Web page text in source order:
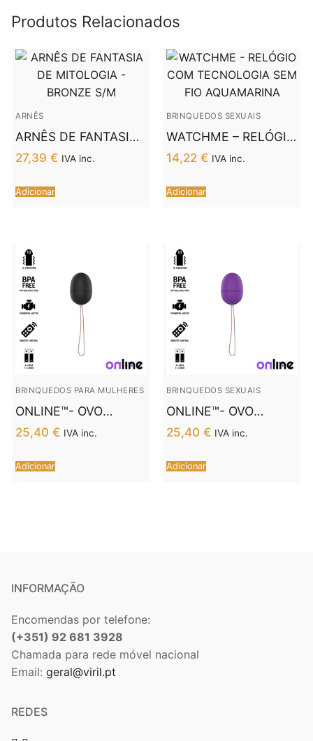
Produtos Relacionados
ARNÊS
ARNÊS DE FANTASIA
DE MITOLOGIA –
BRONZE S/M
27,39 € IVA inc.
Adicionar
BRINQUEDOS SEXUAIS
WATCHME – RELÓGIO
COM TECNOLOGIA
SEM FIO
AQUAMARINA
14,22 € IVA inc.
Adicionar
BRINQUEDOS PARA MULHERES
ONLINE™- OVO
VIBRANTE COM
CONTROLE REMOTO
S PRETO
25,40 € IVA inc.
Adicionar
BRINQUEDOS SEXUAIS
ONLINE™- OVO
VIBRANTE COM
CONTROLE REMOTO
S LILAC
25,40 € IVA inc.
Adicionar
INFORMAÇÃO
Encomendas por telefone:
(+351) 92 681 3928
Chamada para rede móvel nacional
Email: geral@viril.pt
REDES